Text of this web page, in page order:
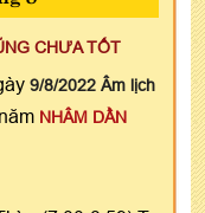
CHƯA TỐT
9/8/2022 Âm lịch
, năm NHÂM DẦN